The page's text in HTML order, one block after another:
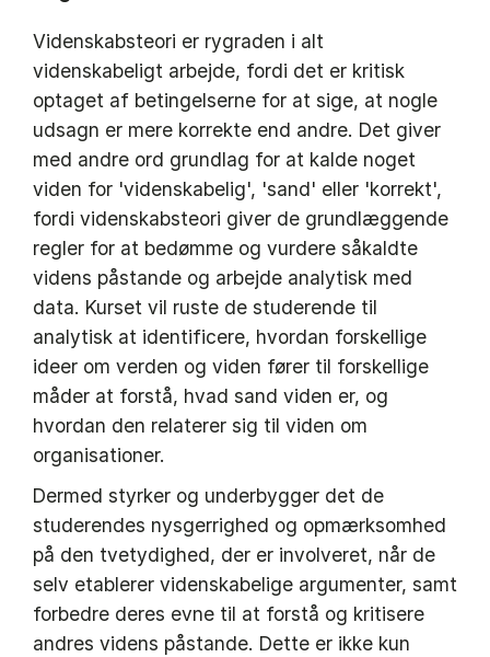
Videnskabsteori er rygraden i alt
videnskabeligt arbejde, fordi det er kritisk
optaget af betingelserne for at sige, at nogle
udsagn er mere korrekte end andre. Det giver
med andre ord grundlag for at kalde noget
viden for 'videnskabelig', 'sand' eller 'korrekt',
fordi videnskabsteori giver de grundlæggende
regler for at bedømme og vurdere såkaldte
videns påstande og arbejde analytisk med
data. Kurset vil ruste de studerende til
analytisk at identificere, hvordan forskellige
ideer om verden og viden fører til forskellige
måder at forstå, hvad sand viden er, og
hvordan den relaterer sig til viden om
organisationer.
Dermed styrker og underbygger det de
studerendes nysgerrighed og opmærksomhed
på den tvetydighed, der er involveret, når de
selv etablerer videnskabelige argumenter, samt
forbedre deres evne til at forstå og kritisere
andres videns påstande. Dette er ikke kun